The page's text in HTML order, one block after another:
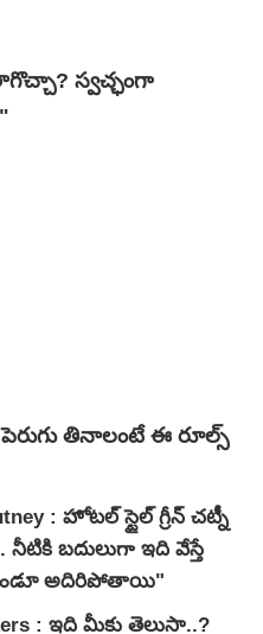
స్వచ్ఛంగా
పెరుగు తినాలంటే ఈ రూల్స్
: హోటల్ స్టైల్ గ్రీన్ చట్నీ
నీటికి బదులుగా ఇది వేస్తే
రెండూ అదిరిపోతాయి"
: ఇది మీకు తెలుసా..?